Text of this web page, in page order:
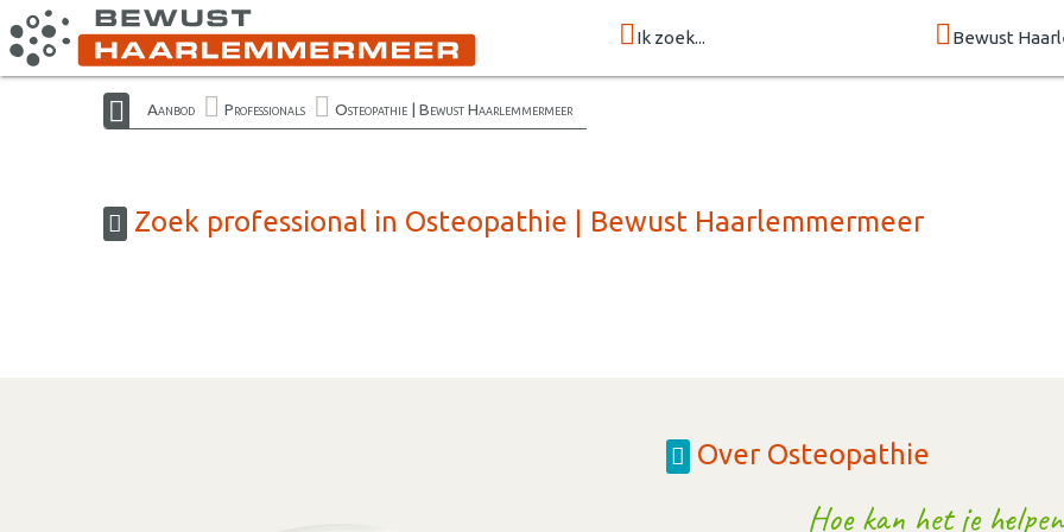
Ik zoek... Bewust
Aanbod Professionals Osteopathie | Bewust Haarlemmermeer
Zoek professional in Osteopathie | Bewust Haarlemmermeer
Over Osteopathie
Hoe kan het je